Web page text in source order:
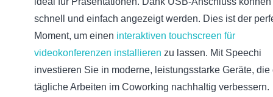
schnell und einfach angezeigt werden. Dies ist der
Moment, um einen interaktiven touchscreen für
videokonferenzen installieren zu lassen. Mit Speechi
investieren Sie in moderne, leistungsstarke Geräte, die
tägliche Arbeiten im Coworking nachhaltig verbessern.